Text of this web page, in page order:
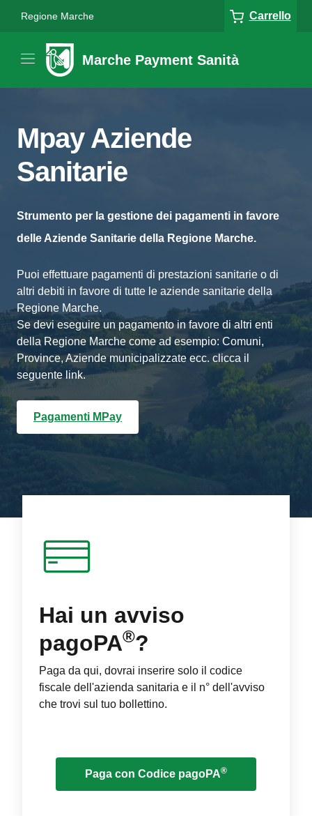
Regione Marche Carrello
Marche Payment Sanità
Mpay Aziende
Sanitarie
Strumento per la gestione dei pagamenti in favore
delle Aziende Sanitarie della Regione Marche.
Puoi effettuare pagamenti di prestazioni sanitarie o di
altri debiti in favore di tutte le aziende sanitarie della
Regione Marche.
Se devi eseguire un pagamento in favore di altri enti
della Regione Marche come ad esempio: Comuni,
Province, Aziende municipalizzate ecc. clicca il
seguente link.
Pagamenti MPay
Hai un avviso
pagoPA®?
Paga da qui, dovrai inserire solo il codice
fiscale dell'azienda sanitaria e il n° dell'avviso
che trovi sul tuo bollettino.
Paga con Codice pagoPA®